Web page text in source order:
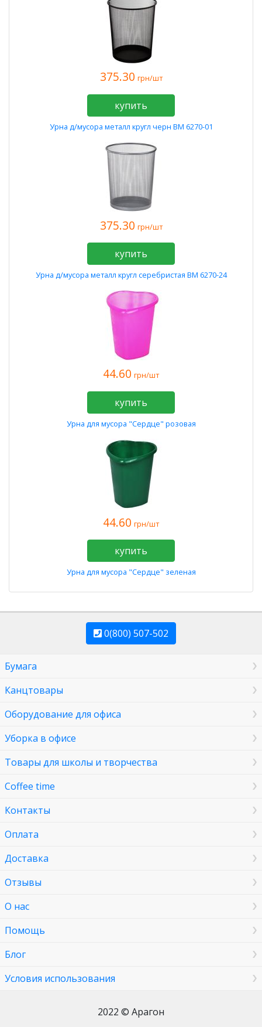
375.30 грн/шт
купить
Урна д/мусора металл кругл черн BM 6270-01
375.30 грн/шт
купить
Урна д/мусора металл кругл серебристая BM 6270-24
44.60 грн/шт
купить
Урна для мусора "Сердце" розовая
44.60 грн/шт
купить
Урна для мусора "Сердце" зеленая
0(800) 507-502
Бумага
Канцтовары
Оборудование для офиса
Уборка в офисе
Товары для школы и творчества
Coffee time
Контакты
Оплата
Доставка
Отзывы
О нас
Помощь
Блог
Условия использования
2022 © Арагон